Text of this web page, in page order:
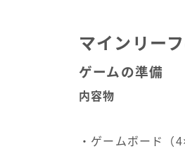
マインリー
ゲームの準備
内容物
・ゲームボード（